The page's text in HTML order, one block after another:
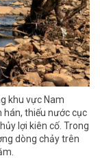
khu vực Nam
hán, thiếu nước cục
lợi kiên cố. Trong
dòng chảy trên